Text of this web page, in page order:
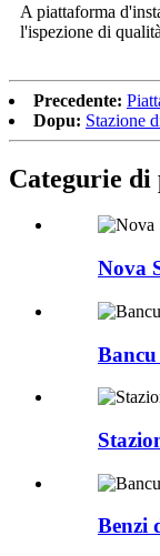
A piattaforma
l'ispezione di
Precedente:
Dopu: Stazione
Categurie
Nova
Benzi